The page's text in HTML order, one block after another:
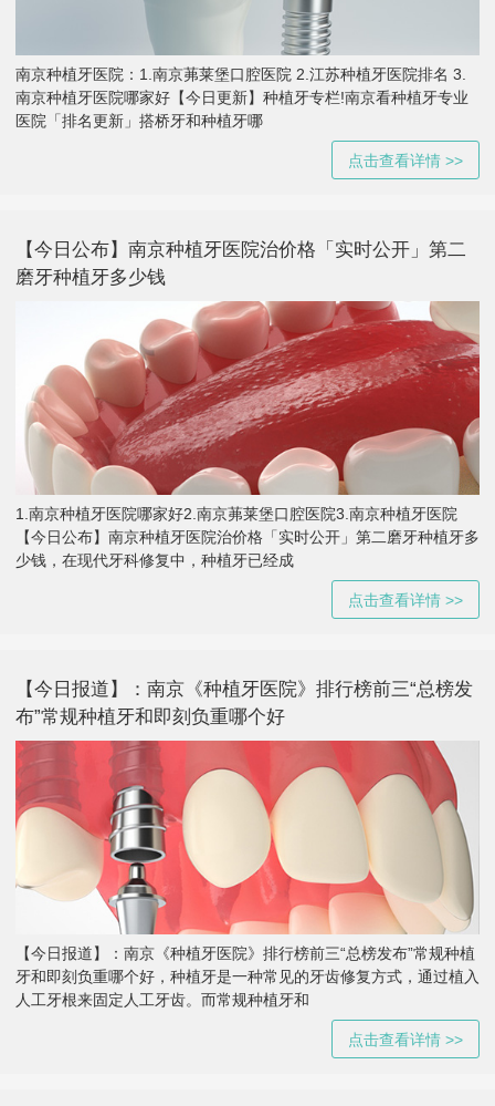
南京种植牙医院：1.南京茀莱堡口腔医院 2.江苏种植牙医院排名 3.
南京种植牙医院哪家好【今日更新】种植牙专栏!南京看种植牙专业
医院「排名更新」搭桥牙和种植牙哪
点击查看详情 >>
【今日公布】南京种植牙医院治价格「实时公开」第二
磨牙种植牙多少钱
1.南京种植牙医院哪家好2.南京茀莱堡口腔医院3.南京种植牙医院
【今日公布】南京种植牙医院治价格「实时公开」第二磨牙种植牙多
少钱，在现代牙科修复中，种植牙已经成
点击查看详情 >>
【今日报道】：南京《种植牙医院》排行榜前三“总榜发
布”常规种植牙和即刻负重哪个好
【今日报道】：南京《种植牙医院》排行榜前三“总榜发布”常规种植
牙和即刻负重哪个好，种植牙是一种常见的牙齿修复方式，通过植入
人工牙根来固定人工牙齿。而常规种植牙和
点击查看详情 >>